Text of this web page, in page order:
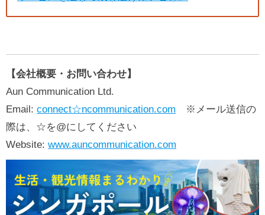
【会社概要・お問い合わせ】
Aun Communication Ltd.
Email: connect☆ncommunication.com ※メール送信の
際は、☆を@にしてください
Website: www.auncommunication.com